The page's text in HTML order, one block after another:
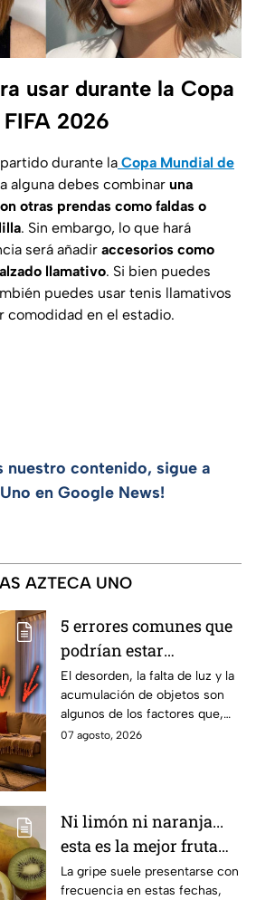
usar durante la Copa
2026
durante la Copa Mundial de
alguna debes combinar una
otras prendas como faldas o
. Sin embargo, lo que hará
será añadir accesorios como
llamativo. Si bien puedes
puedes usar tenis llamativos
comodidad en el estadio.
nuestro contenido, sigue a
en Google News!
AZTECA UNO
5 errores comunes que
podrían estar
afectando la energía de
un hogar
El desorden, la falta de luz y la
acumulación de objetos son
algunos de los factores que,
según el Feng Shui y los
errores que afectan la energía
de un hogar.
07 agosto, 2026
Ni limón ni naranja...
esta es la mejor fruta
para evitar la gripe
La gripe suele presentarse con
frecuencia en estas fechas,